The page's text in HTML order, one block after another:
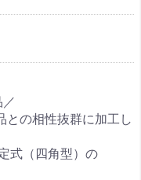
との相性抜群に加工し
式（四角型）の